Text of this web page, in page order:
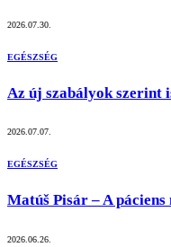
2026.07.30.
EGÉSZSÉG
Az új szabályok szerint
2026.07.07.
EGÉSZSÉG
Matúš Pisár – A
2026.06.26.